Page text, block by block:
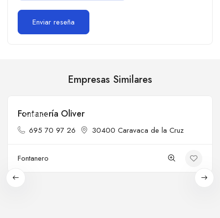
Empresas Similares
Cerrado
Fontanería Oliver
695 70 97 26 30400 Caravaca de la Cruz
Fontanero